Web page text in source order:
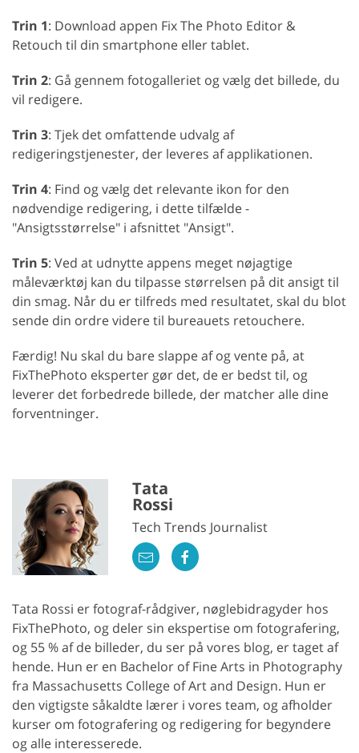
Trin 1: Download appen Fix The Photo Editor &
Retouch til din smartphone eller tablet.
Trin 2: Gå gennem fotogalleriet og vælg det billede, du
vil redigere.
Trin 3: Tjek det omfattende udvalg af
redigeringstjenester, der leveres af applikationen.
Trin 4: Find og vælg det relevante ikon for den
nødvendige redigering, i dette tilfælde -
"Ansigtsstørrelse" i afsnittet "Ansigt".
Trin 5: Ved at udnytte appens meget nøjagtige
måleværktøj kan du tilpasse størrelsen på dit ansigt til
din smag. Når du er tilfreds med resultatet, skal du blot
sende din ordre videre til bureauets retouchere.
Færdig! Nu skal du bare slappe af og vente på, at
FixThePhoto eksperter gør det, de er bedst til, og
leverer det forbedrede billede, der matcher alle dine
forventninger.
Tata
Rossi
Tech Trends Journalist
Tata Rossi er fotograf-rådgiver, nøglebidragyder hos
FixThePhoto, og deler sin ekspertise om fotografering,
og 55 % af de billeder, du ser på vores blog, er taget af
hende. Hun er en Bachelor of Fine Arts in Photography
fra Massachusetts College of Art and Design. Hun er
den vigtigste såkaldte lærer i vores team, og afholder
kurser om fotografering og redigering for begyndere
og alle interesserede.